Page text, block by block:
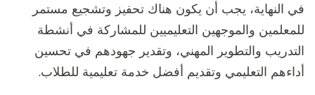
في النهاية، يجب أن يكون هناك تحفيز وتشجيع مستمر
للمعلمين والموجهين التعليميين للمشاركة في أنشطة
التدريب والتطوير المهني، وتقدير جهودهم في تحسين
أداءهم التعليمي وتقديم أفضل خدمة تعليمية للطلاب.